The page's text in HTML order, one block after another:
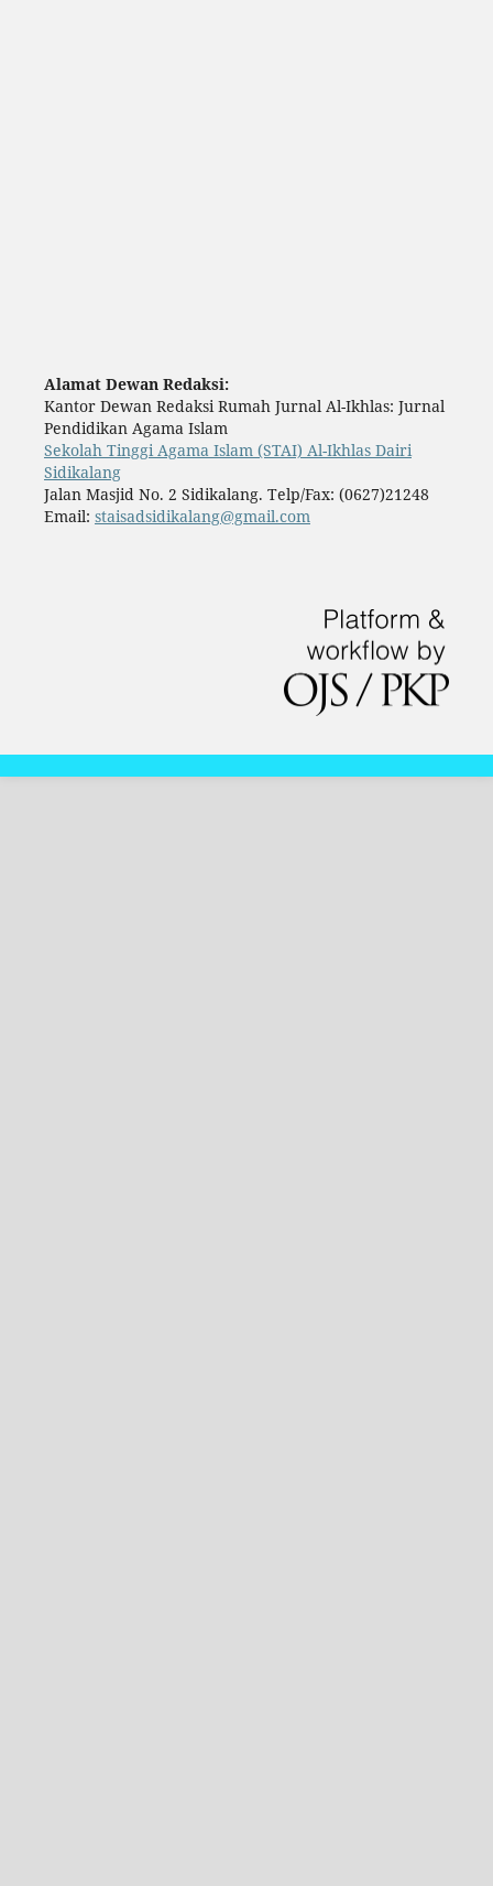
Alamat Dewan Redaksi:
Kantor Dewan Redaksi Rumah Jurnal Al-Ikhlas: Jurnal
Pendidikan Agama Islam
Sekolah Tinggi Agama Islam (STAI) Al-Ikhlas Dairi
Sidikalang
Jalan Masjid No. 2 Sidikalang. Telp/Fax: (0627)21248
Email: staisadsidikalang@gmail.com